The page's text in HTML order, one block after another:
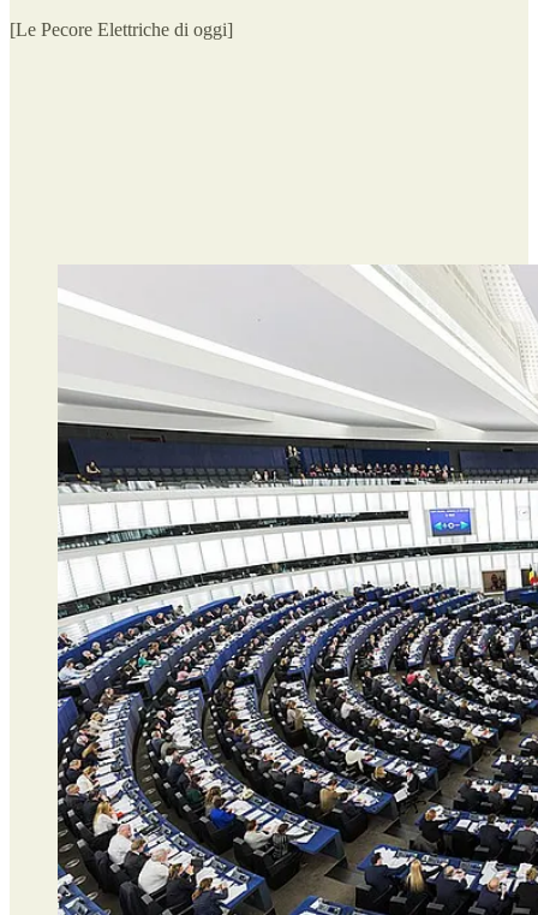
[Le Pecore Elettriche di oggi]